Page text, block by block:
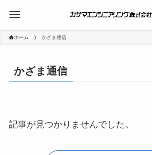
ホーム かざま通信
かざま通信
記事が見つかりませんでした。